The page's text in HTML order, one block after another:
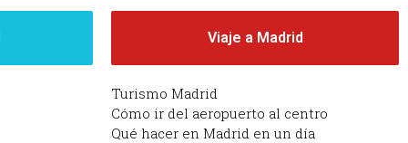
Viaje a Madrid
Turismo Madrid
Cómo ir del aeropuerto al centro
Qué hacer en Madrid en un día